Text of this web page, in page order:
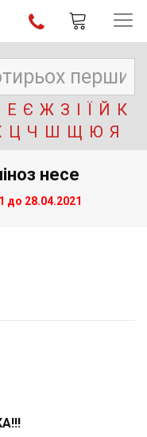
Е Є Ж З І Ї Й К
Ц Ч Ш Щ Ю Я
несе
до 28.04.2021